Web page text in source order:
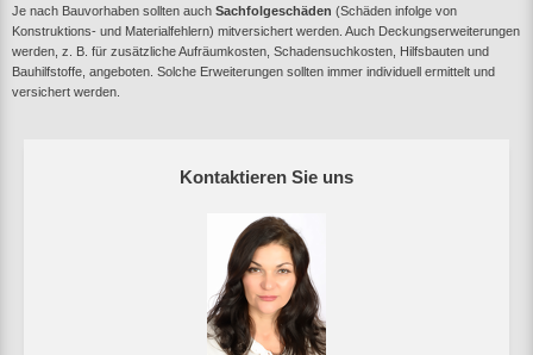
Kontaktieren Sie uns
Je nach Bauvorhaben sollten auch Sachfolgeschäden (Schäden infolge von
Konstruktions- und Materialfehlern) mitversichert werden. Auch Deckungserweiterungen
werden, z. B. für zusätzliche Aufräumkosten, Schadensuchkosten, Hilfsbauten und
Bauhilfstoffe, angeboten. Solche Erweiterungen sollten immer individuell ermittelt und
versichert werden.